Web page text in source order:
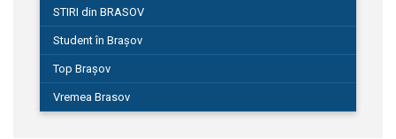
STIRI din BRASOV
Student în Brașov
Top Brașov
Vremea Brasov